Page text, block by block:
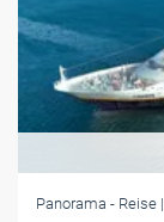
Panorama - Reise